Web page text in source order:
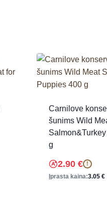
Carnilove
šunims Wild
g
2.90 € !
Įprasta kaina:3.05 €